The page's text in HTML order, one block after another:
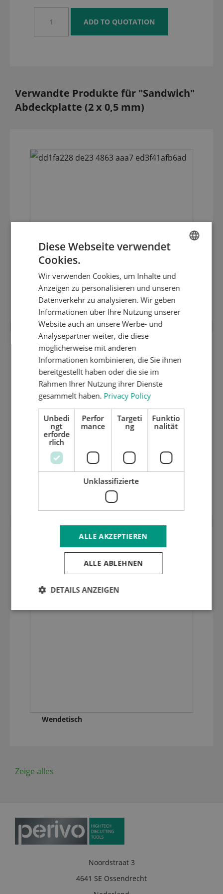
Verwandte Produkte für "Sandwich"
Abdeckplatte (2 x 0,5 mm)
Schliessrahmenplatte 2 mm inox
gehärtet und geschliffen mit Bobst
Quick-Lock SPO Zeedek
1,25 mm mittelharte Stanzplatte (HRC
Wendetisch
Zeige alles
Noordstraat 3
4641 SE Ossendrecht
DUTCH
Diese Webseite verwendet
Cookies.
Wir verwenden Cookies, um Inhalte und
Anzeigen zu personalisieren und unseren
Datenverkehr zu analysieren. Wir geben
Informationen über Ihre Nutzung unserer
Website auch an unsere Werbe- und
Analysepartner weiter, die diese
möglicherweise mit anderen
Informationen kombinieren, die Sie ihnen
bereitgestellt haben oder die sie im
Rahmen Ihrer Nutzung ihrer Dienste
gesammelt haben. Privacy Policy
Unbedi
ngt
erforde
rlich
Perfor
mance
Targeti
ng
Funktio
nalität
Unklassifizierte
ALLE AKZEPTIEREN
ALLE ABLEHNEN
DETAILS ANZEIGEN